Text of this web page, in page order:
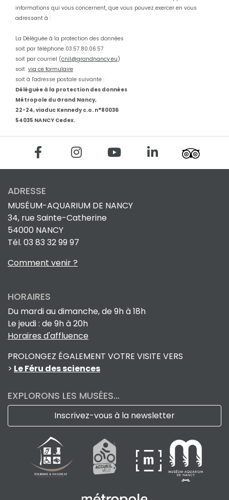
informations qui vous concernent, que vous pouvez exercer en vous
adressant à :
La Déléguée à la protection des données
soit par téléphone 03.57.80.06.57
soit par courriel (cnil@grandnancy.eu)
soit via ce formulaire
soit à l'adresse postale suivante :
Déléguée à la protection des données
Métropole du Grand Nancy,
22-24, viaduc Kennedy c.o. n°80036
54035 NANCY Cedex.
ADRESSE
MUSÉUM-AQUARIUM DE NANCY
34, rue Sainte-Catherine
54000 NANCY
Tél. 03 83 32 99 97
Comment venir ?
HORAIRES
Du mardi au dimanche, de 9h à 18h
Le jeudi : de 9h à 20h
Horaires d'affluence
PROLONGEZ ÉGALEMENT VOTRE VISITE VERS
> Le Féru des sciences
EXPLORONS LES MUSÉES...
Inscrivez-vous à la newsletter